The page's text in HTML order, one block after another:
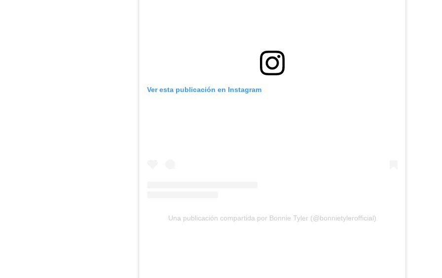
Ver esta publicación en Instagram
Una publicación compartida por Bonnie Tyler (@bonnietylerofficial)